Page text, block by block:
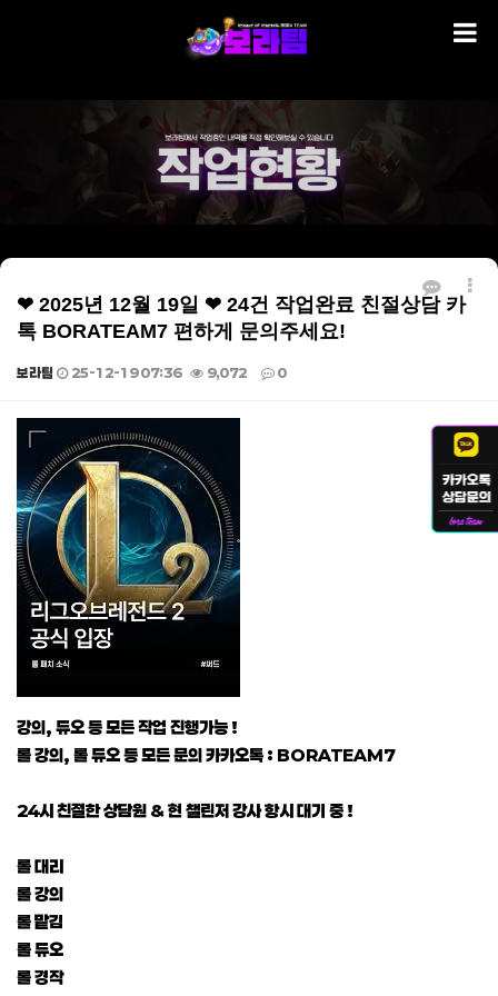
❤ 2025년 12월 19일 ❤ 24건 작업완료 친절상담 카
톡 BORATEAM7 편하게 문의주세요!
보라팀 25-12-19 07:36 9,072 0
본문
강의, 듀오 등 모든 작업 진행가능 !
롤 강의, 롤 듀오 등 모든 문의 카카오톡 : BORATEAM7
24시 친절한 상담원 & 현 챌린저 강사 항시 대기 중 !
롤 대리
롤 강의
롤 맡김
롤 듀오
롤 경작